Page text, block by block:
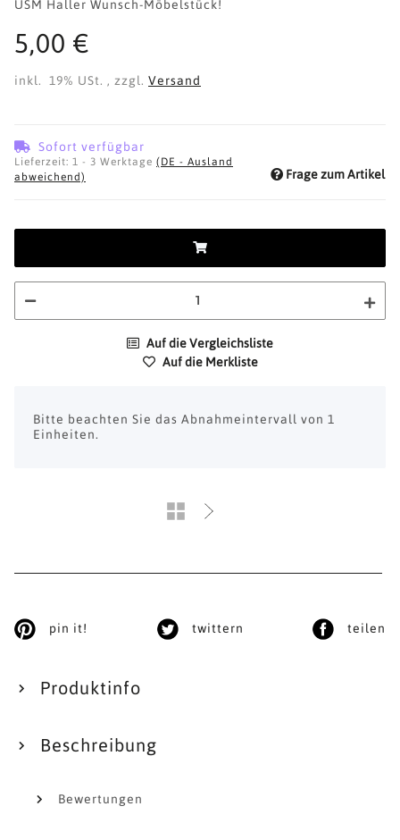
USM Haller Wunsch-Möbelstück!
5,00 €
inkl. 19% USt. , zzgl. Versand
Sofort verfügbar
Lieferzeit: 1 - 3 Werktage (DE - Ausland
abweichend)
Frage zum Artikel
Auf die Vergleichsliste
Auf die Merkliste
Bitte beachten Sie das Abnahmeintervall von 1
Einheiten.
pin it! twittern teilen
Produktinfo
Beschreibung
Bewertungen